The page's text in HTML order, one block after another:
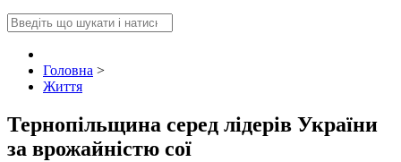
Головна >
Життя
Тернопільщина серед лідерів України
за врожайністю сої